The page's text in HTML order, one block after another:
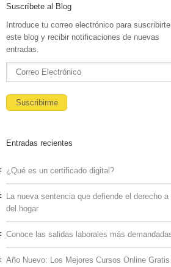
Suscríbete al Blog
Introduce tu correo electrónico para
este blog y recibir notificaciones de nuevas
entradas.
Entradas recientes
¿Qué es un certificado digital?
La nueva sentencia que defiende el derecho
del hogar
Conoce las salidas laborales más
Año Nuevo: Los Mejores Cursos Online